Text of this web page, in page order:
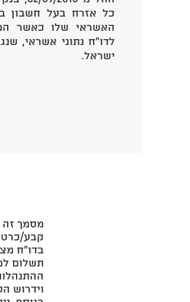
כל אזרח בעל חשבון
האשראי שלו כאשר
לדו"ח נתוני אשראי,
ישראל.
מסמך זה
קבע/
בדו"ח
תשלום
וידרוש